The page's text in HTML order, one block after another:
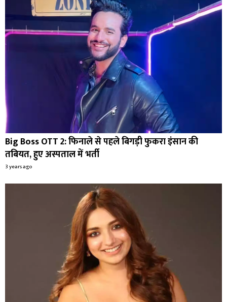
Big Boss OTT 2: फिनाले से पहले बिगड़ी फुकरा इंसान की
तबियत, हुए अस्पताल में भर्ती
3 years ago